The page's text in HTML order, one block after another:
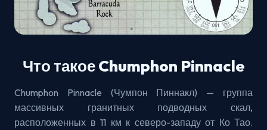
Что такое Chumphon Pinnacle
Chumphon Pinnacle (Чумпон Пиннакл) — группа
массивных гранитных подводных скал,
расположенных в 11 км к северо-западу от Ко Тао.